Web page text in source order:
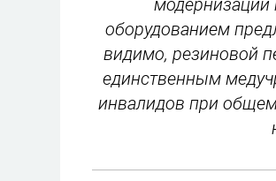
модернизации
оборудованием
видимо, резиновой
единственным
инвалидов при